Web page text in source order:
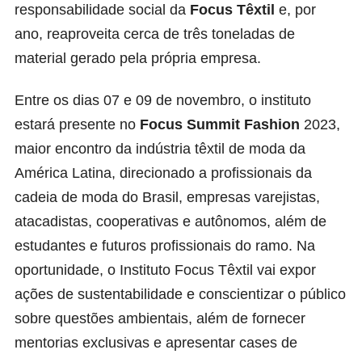
responsabilidade social da Focus Têxtil e, por
ano, reaproveita cerca de três toneladas de
material gerado pela própria empresa.
Entre os dias 07 e 09 de novembro, o instituto
estará presente no Focus Summit Fashion 2023,
maior encontro da indústria têxtil de moda da
América Latina, direcionado a profissionais da
cadeia de moda do Brasil, empresas varejistas,
atacadistas, cooperativas e autônomos, além de
estudantes e futuros profissionais do ramo. Na
oportunidade, o Instituto Focus Têxtil vai expor
ações de sustentabilidade e conscientizar o público
sobre questões ambientais, além de fornecer
mentorias exclusivas e apresentar cases de